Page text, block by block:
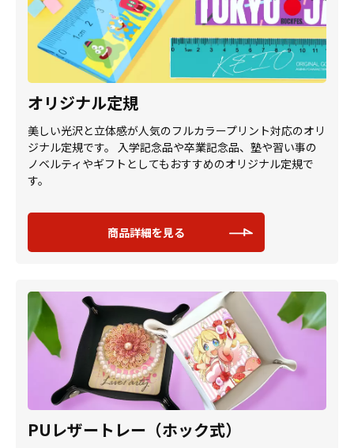
オリジナル定規
美しい光沢と立体感が人気のフルカラープリント対応のオリ
ジナル定規です。 入学記念品や卒業記念品、塾や習い事の
ノベルティやギフトとしてもおすすめのオリジナル定規で
す。
商品詳細を見る
PUレザートレー（ホック式）